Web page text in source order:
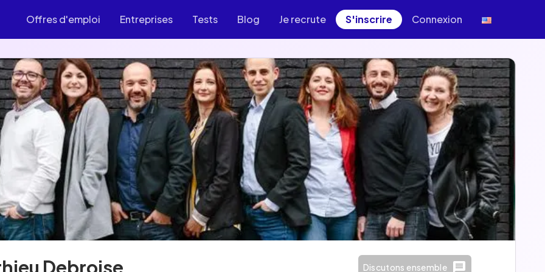
Offres d'emploi Entreprises Tests Blog Je recrute S'inscrire Connexion
Debroise Discutons ensemble